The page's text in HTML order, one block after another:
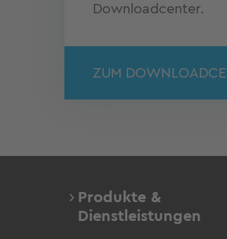
Downloadcenter.
ZUM
Produkte &
Dienstleistungen